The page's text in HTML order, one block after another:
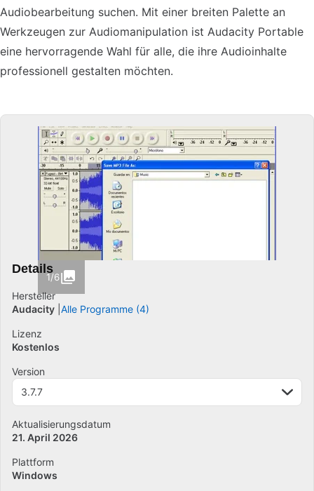
Audiobearbeitung suchen. Mit einer breiten Palette an
Werkzeugen zur Audiomanipulation ist Audacity Portable
eine hervorragende Wahl für alle, die ihre Audioinhalte
professionell gestalten möchten.
1/6
Details
Hersteller
Audacity Alle Programme (4)
Lizenz
Kostenlos
Version
3.7.7
Aktualisierungsdatum
21. April 2026
Plattform
Windows